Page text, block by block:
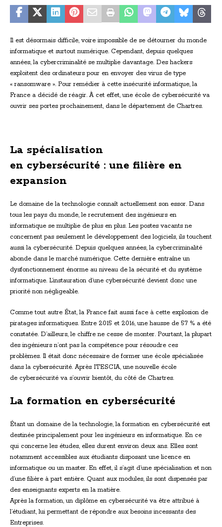
Il est désormais difficile, voire impossible de se détourner du monde
informatique et surtout numérique. Cependant, depuis quelques
années, la cybercriminalité se multiplie davantage. Des hackers
exploitent des ordinateurs pour en envoyer des virus de type
« ransomware ». Pour remédier à cette insécurité informatique, la
France a décidé de réagir. À cet effet, une école de cybersécurité va
ouvrir ses portes prochainement, dans le département de Chartres.
La spécialisation
en cybersécurité : une filière en
expansion
Le domaine de la technologie connaît actuellement son essor. Dans
tous les pays du monde, le recrutement des ingénieurs en
informatique se multiplie de plus en plus. Les postes vacants ne
concernent pas seulement le développement des logiciels, ils touchent
aussi la cybersécurité. Depuis quelques années, la cybercriminalité
abonde dans le marché numérique. Cette dernière entraîne un
dysfonctionnement énorme au niveau de la sécurité et du système
informatique. L’instauration d’une cybersécurité devient donc une
priorité non négligeable.
Comme tout autre État, la France fait aussi face à cette explosion de
piratages informatiques. Entre 2015 et 2016, une hausse de 57 % a été
constatée. D’ailleurs, le chiffre ne cesse de monter. Pourtant, la plupart
des ingénieurs n’ont pas la compétence pour résoudre ces
problèmes. Il était donc nécessaire de former une école spécialisée
dans la cybersécurité. Après ITESCIA, une nouvelle école
de cybersécurité va s’ouvrir bientôt, du côté de Chartres.
La formation en cybersécurité
Étant un domaine de la technologie, la formation en cybersécurité est
destinée principalement pour les ingénieurs en informatique. En ce
qui concerne les études, elles durent environ deux ans. Elles sont
notamment accessibles aux étudiants disposant une licence en
informatique ou un master. En effet, il s’agit d’une spécialisation et non
d’une filière à part entière. Quant aux modules, ils sont dispensés par
des enseignants experts en la matière.
Après la formation, un diplôme en cybersécurité va être attribué à
l’étudiant, lui permettant de répondre aux besoins incessants des
Entreprises.